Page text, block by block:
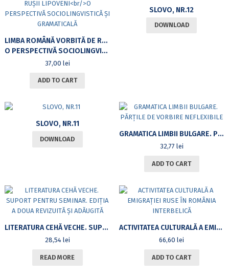
LIMBA ROMÂNĂ VORBITĂ DE RUȘII LIPOVENI
O PERSPECTIVĂ SOCIOLINGVISTICĂ ȘI GRAMATICALĂ
37,00 lei
ADD TO CART
SLOVO, NR.12
DOWNLOAD
SLOVO, NR.11
DOWNLOAD
GRAMATICA LIMBII BULGARE. PĂRȚILE DE VORBIRE NEFLEXIBILE
32,77 lei
ADD TO CART
LITERATURA CEHĂ VECHE. SUPORT PENTRU SEMINAR. EDIȚIA A DOUA REVIZUITĂ ȘI ADĂUGITĂ
28,54 lei
READ MORE
ACTIVITATEA CULTURALĂ A EMIGRAȚIEI RUSE ÎN ROMÂNIA INTERBELICĂ
66,60lei
ADD TO CART